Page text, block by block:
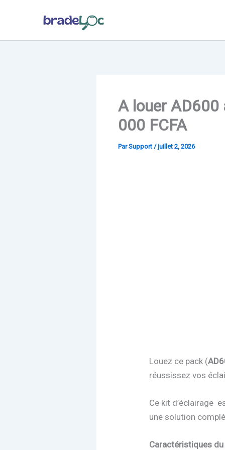
A louer AD600
000 FCFA
ParSupport /juillet 2, 2026
Louez ce pack (
réussissez vos
Ce kit d’éclairage
une solution
Caractéristiques